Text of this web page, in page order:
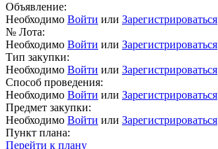
Объявление:
Необходимо Войти или Зарегистрироваться
№ Лота:
Необходимо Войти или Зарегистрироваться
Тип закупки:
Необходимо Войти или Зарегистрироваться
Способ проведения:
Необходимо Войти или Зарегистрироваться
Предмет закупки:
Необходимо Войти или Зарегистрироваться
Пункт плана:
Перейти к плану